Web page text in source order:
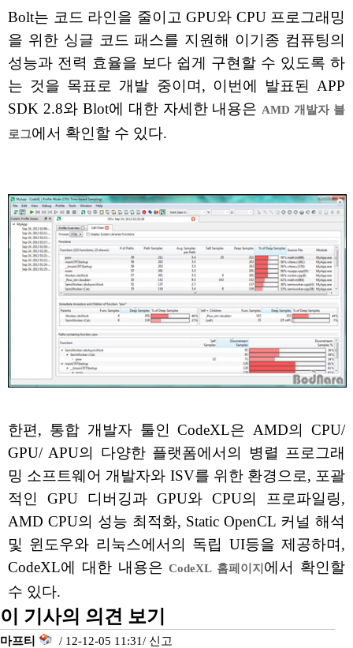
Bolt는 코드 라인을 줄이고 GPU와 CPU 프로그래밍
을 위한 싱글 코드 패스를 지원해 이기종 컴퓨팅의
성능과 전력 효율을 보다 쉽게 구현할 수 있도록 하
는 것을 목표로 개발 중이며, 이번에 발표된 APP
SDK 2.8와 Blot에 대한 자세한 내용은 AMD 개발자 블
로그에서 확인할 수 있다.
한편, 통합 개발자 툴인 CodeXL은 AMD의 CPU/
GPU/ APU의 다양한 플랫폼에서의 병렬 프로그래
밍 소프트웨어 개발자와 ISV를 위한 환경으로, 포괄
적인 GPU 디버깅과 GPU와 CPU의 프로파일링,
AMD CPU의 성능 최적화, Static OpenCL 커널 해석
및 윈도우와 리눅스에서의 독립 UI등을 제공하며,
CodeXL에 대한 내용은CodeXL 홈페이지 에서 확인할
수 있다.
이 기사의 의견 보기
마프티 / 12-12-05 11:31/ 신고